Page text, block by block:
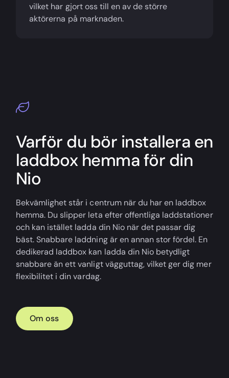
vilket har gjort oss till en av de större
aktörerna på marknaden.
Varför du bör installera en
laddbox hemma för din
Nio
Bekvämlighet står i centrum när du har en laddbox
hemma. Du slipper leta efter offentliga laddstationer
och kan istället ladda din Nio när det passar dig
bäst. Snabbare laddning är en annan stor fördel. En
dedikerad laddbox kan ladda din Nio betydligt
snabbare än ett vanligt vägguttag, vilket ger dig mer
flexibilitet i din vardag.
Om oss